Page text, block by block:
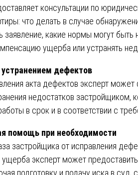
консультации по
что делать в случае
заявление, какие нормы могут быть
ущерба или устранять
устранением дефектов
акта дефектов эксперт
недостатков застройщиком,
в срок и в соответствии с
помощь при необходимости
застройщика от исправления
ущерба эксперт может
подготовку и подачу иска в суд,